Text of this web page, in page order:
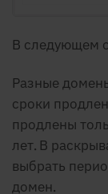
В следующем
Разные
сроки
продлены
лет. В
выбрать
домен.